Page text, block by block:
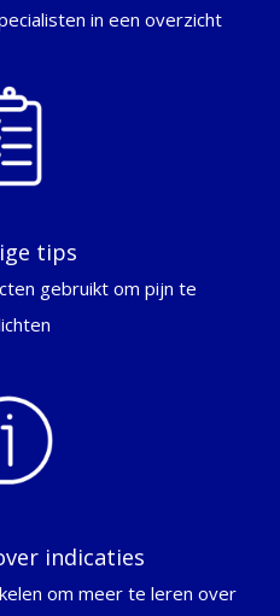
in een overzicht
tips
gebruikt om pijn te
indicaties
om meer te leren over